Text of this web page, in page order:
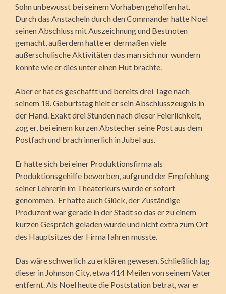
Sohn unbewusst bei seinem Vorhaben geholfen hat.
Durch das Anstacheln durch den Commander hatte Noel
seinen Abschluss mit Auszeichnung und Bestnoten
gemacht, außerdem hatte er dermaßen viele
außerschulische Aktivitäten das man sich nur wundern
konnte wie er dies unter einen Hut brachte.
Aber er hat es geschafft und bereits drei Tage nach
seinem 18. Geburtstag hielt er sein Abschlusszeugnis in
der Hand. Exakt drei Stunden nach dieser Feierlichkeit,
zog er, bei einem kurzen Abstecher seine Post aus dem
Postfach und brach innerlich in Jubel aus.
Er hatte sich bei einer Produktionsfirma als
Produktionsgehilfe beworben, aufgrund der Empfehlung
seiner Lehrerin im Theaterkurs wurde er sofort
genommen. Er hatte auch Glück, der Zuständige
Produzent war gerade in der Stadt so das er zu einem
kurzen Gespräch geladen wurde und nicht extra zum Ort
des Hauptsitzes der Firma fahren musste.
Das wäre schwerlich zu erklären gewesen. Schließlich lag
dieser in Johnson City, etwa 414 Meilen von seinem Vater
entfernt. Als Noel heute die Poststation betrat, war er